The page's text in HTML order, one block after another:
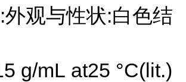
观与性状:白色结
g/mL at25 °C(lit.)